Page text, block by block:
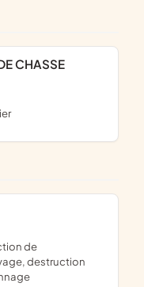
destruction